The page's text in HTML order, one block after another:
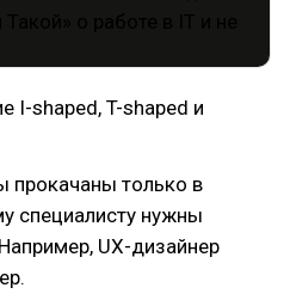
I-shaped, T-shaped и
прокачаны только в
специалисту нужны
UX-дизайнер